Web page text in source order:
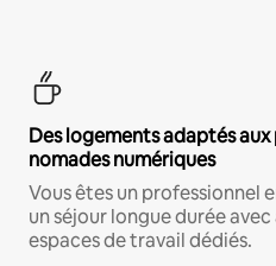
Des logements adaptés
nomades numériques
Vous êtes un professionnel
un séjour longue durée
espaces de travail dédiés.